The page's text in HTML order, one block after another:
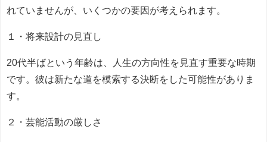
れていませんが、いくつかの要因が考えられます。
１・将来設計の見直し
20代半ばという年齢は、人生の方向性を見直す重要な時期
です。彼は新たな道を模索する決断をした可能性がありま
す。
２・芸能活動の厳しさ